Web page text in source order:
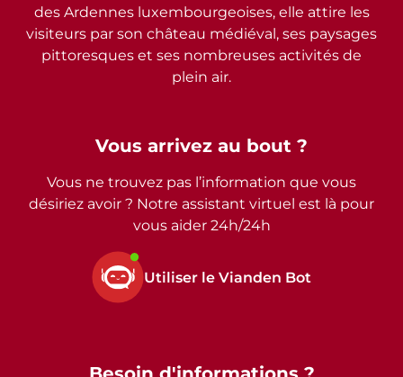
Vous arrivez au bout ?
Vous ne trouvez pas l’information que vous
désiriez avoir ? Notre assistant virtuel est là pour
vous aider 24h/24h
Utiliser le Vianden Bot
des Ardennes luxembourgeoises, elle attire les
visiteurs par son château médiéval, ses paysages
pittoresques et ses nombreuses activités de
plein air.